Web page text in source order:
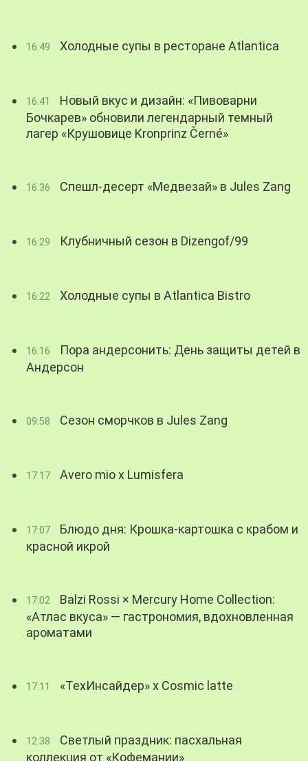
16:49 Холодные супы в ресторане Atlantica
16:41
Новый вкус и дизайн: «Пивоварни
Бочкарев» обновили легендарный темный
лагер «Крушовице Kronprinz Černé»
16:36 Спешл-десерт «Медвезай» в Jules Zang
16:29 Клубничный сезон в Dizengof/99
16:22 Холодные супы в Atlantica Bistro
16:16
Пора андерсонить: День защиты детей в
Андерсон
09:58 Сезон сморчков в Jules Zang
17:17 Avero mio x Lumisfera
17:07
Блюдо дня: Крошка-картошка с крабом и
красной икрой
17:02
Balzi Rossi × Mercury Home Collection:
«Атлас вкуса» — гастрономия, вдохновленная
ароматами
17:11 «ТехИнсайдер» х Cosmic latte
12:38
Светлый праздник: пасхальная
коллекция от «Кофемании»